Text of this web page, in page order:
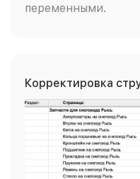
переменными.
Корректировка